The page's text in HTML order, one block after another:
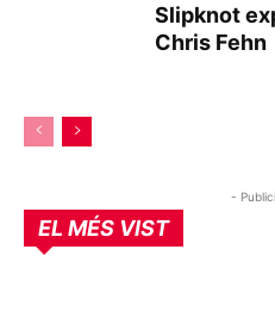
Slipknot
Chris Fehn
-
EL MÉS VIST